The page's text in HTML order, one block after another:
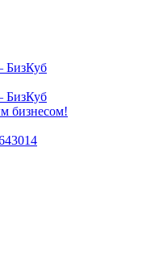
БизКуб
БизКуб
бизнесом!